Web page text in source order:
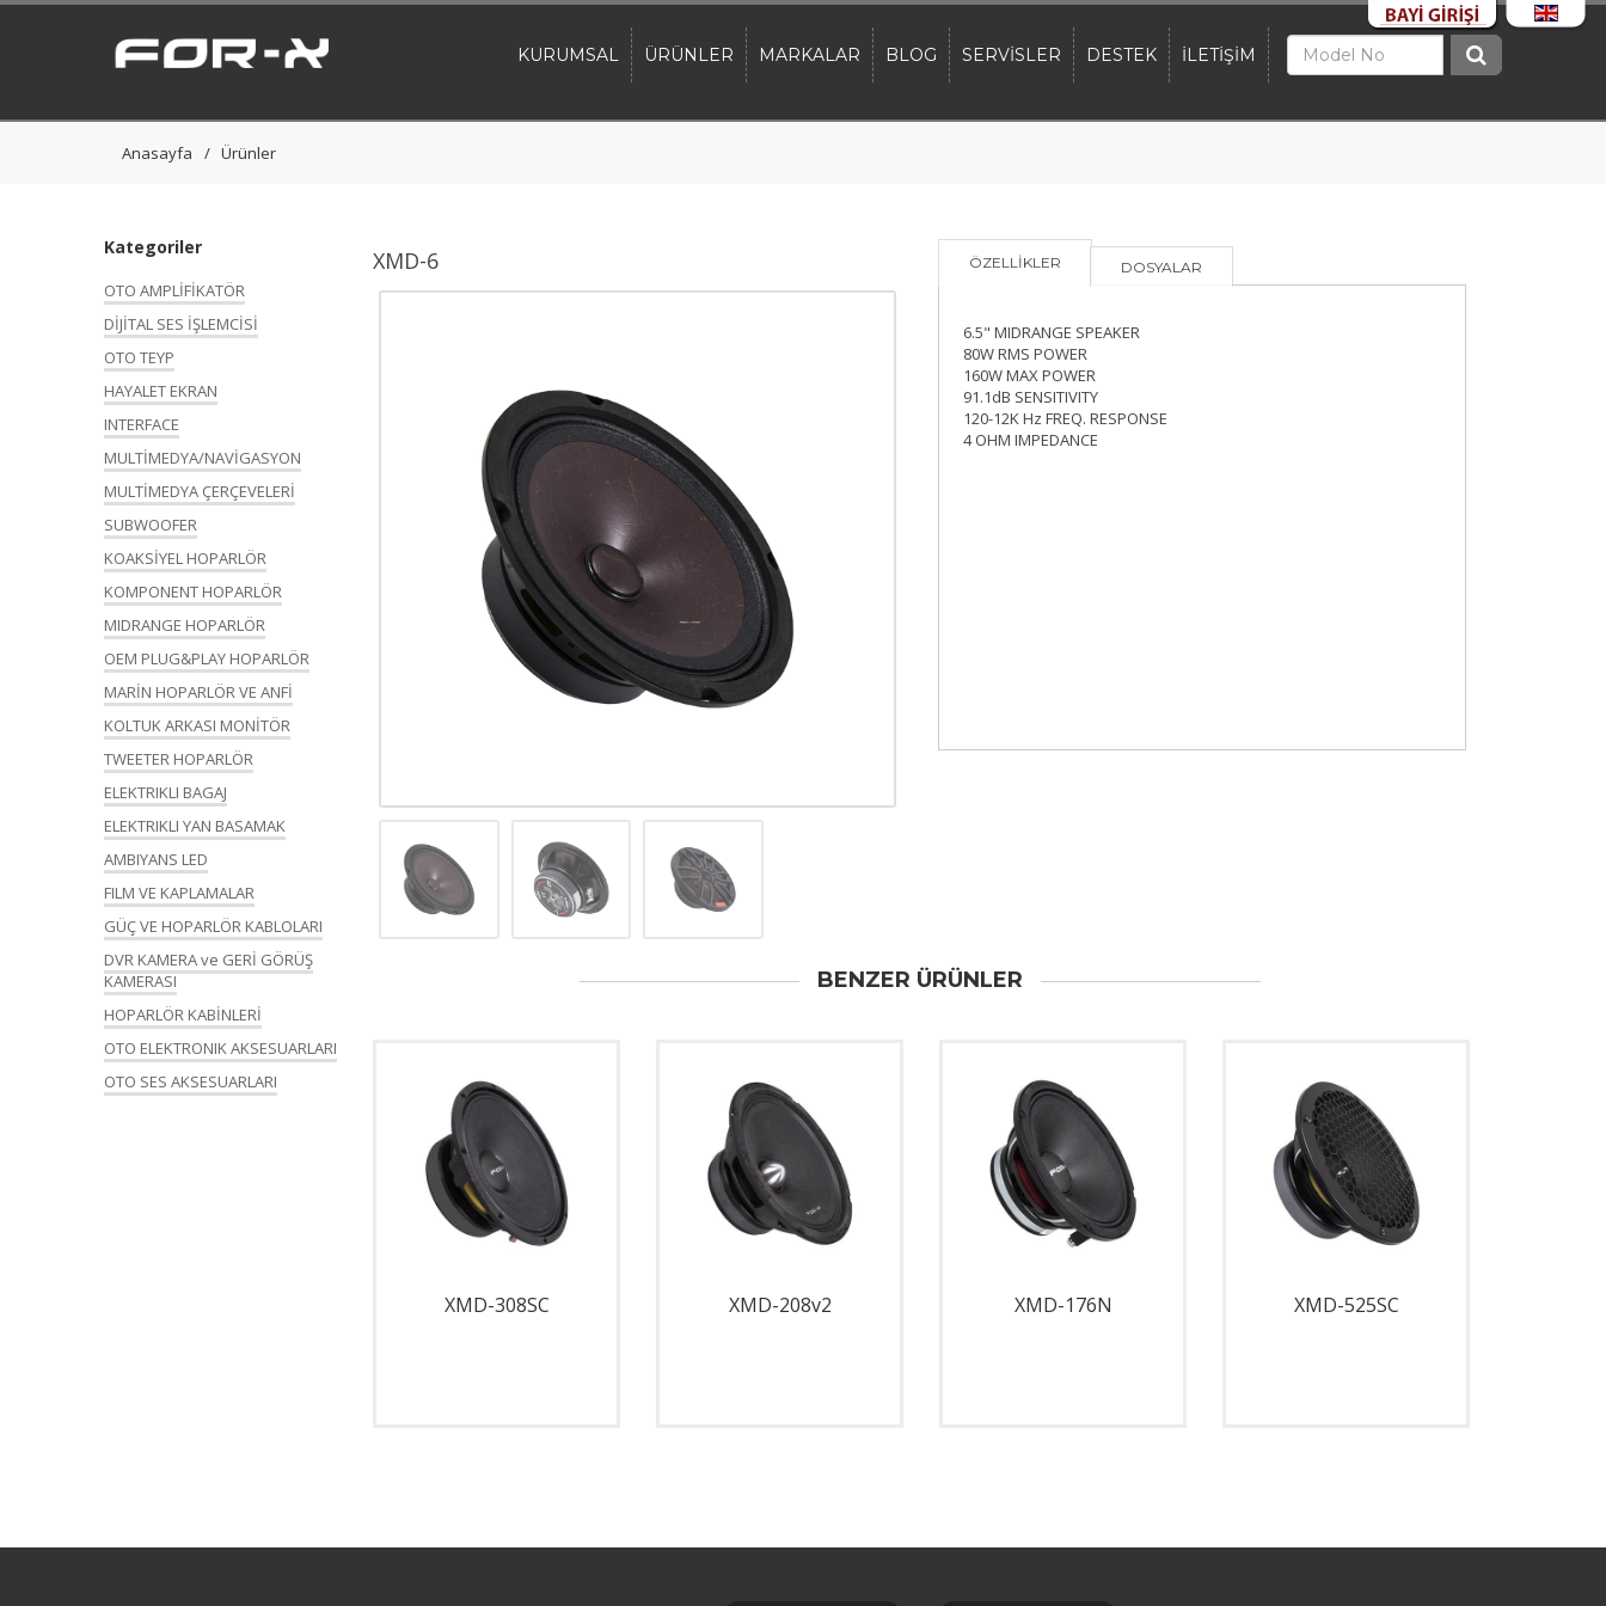
KURUMSAL ÜRÜNLER MARKALAR BLOG SERVİSLER DESTEK İLETİŞİM
Anasayfa Ürünler
Kategoriler
OTO AMPLİFİKATÖR
DİJİTAL SES İŞLEMCİSİ
OTO TEYP
HAYALET EKRAN
INTERFACE
MULTİMEDYA/NAVİGASYON
MULTİMEDYA ÇERÇEVELERİ
SUBWOOFER
KOAKSİYEL HOPARLÖR
KOMPONENT HOPARLÖR
MIDRANGE HOPARLÖR
OEM PLUG&PLAY HOPARLÖR
MARİN HOPARLÖR VE ANFİ
KOLTUK ARKASI MONİTÖR
TWEETER HOPARLÖR
ELEKTRIKLI BAGAJ
ELEKTRIKLI YAN BASAMAK
AMBIYANS LED
FILM VE KAPLAMALAR
GÜÇ VE HOPARLÖR KABLOLARI
DVR KAMERA ve GERİ GÖRÜŞ
KAMERASI
HOPARLÖR KABİNLERİ
OTO ELEKTRONIK AKSESUARLARI
OTO SES AKSESUARLARI
XMD-6 ÖZELLİKLER DOSYALAR
6.5" MIDRANGE SPEAKER
80W RMS POWER
160W MAX POWER
91.1dB SENSITIVITY
120-12K Hz FREQ. RESPONSE
4 OHM IMPEDANCE
BENZER ÜRÜNLER
XMD-308SC XMD-208v2 XMD-176N XMD-525SC